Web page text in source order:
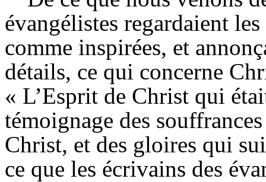
évangélistes regardaient
comme inspirées, et
détails, ce qui concerne
« L’Esprit de Christ qui
témoignage des
Christ, et des gloires qui
ce que les écrivains des